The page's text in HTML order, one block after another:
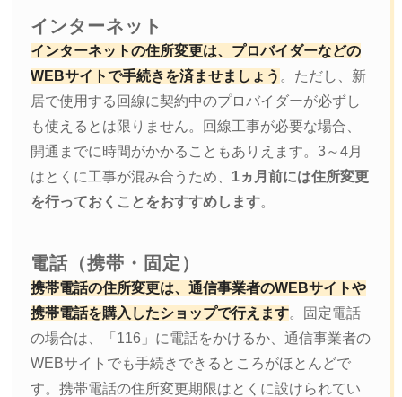
インターネット
インターネットの住所変更は、プロバイダーなどの
WEBサイトで手続きを済ませましょう 。ただし、新
居で使用する回線に契約中のプロバイダーが必ずし
も使えるとは限りません。回線工事が必要な場合、
開通までに時間がかかることもありえます。3～4月
はとくに工事が混み合うため、 1ヵ月前には住所変更
を行っておくことをおすすめします。
電話（携帯・固定）
携帯電話の住所変更は、通信事業者のWEBサイトや
携帯電話を購入したショップで行えます。固定電話
の場合は、「116」に電話をかけるか、通信事業者の
WEBサイトでも手続きできるところがほとんどで
す。携帯電話の住所変更期限はとくに設けられてい